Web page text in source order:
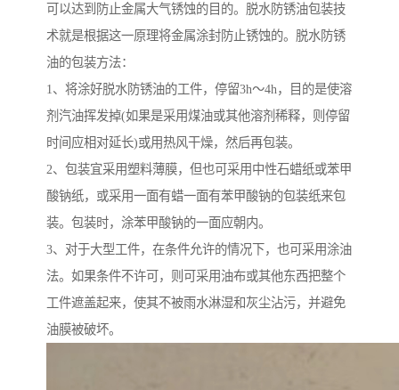
可以达到防止金属大气锈蚀的目的。脱水防锈油包装技
术就是根据这一原理将金属涂封防止锈蚀的。脱水防锈
油的包装方法：
1、将涂好脱水防锈油的工件，停留3h～4h，目的是使溶
剂汽油挥发掉(如果是采用煤油或其他溶剂稀释，则停留
时间应相对延长)或用热风干燥，然后再包装。
2、包装宜采用塑料薄膜，但也可采用中性石蜡纸或苯甲
酸钠纸，或采用一面有蜡一面有苯甲酸钠的包装纸来包
装。包装时，涂苯甲酸钠的一面应朝内。
3、对于大型工件，在条件允许的情况下，也可采用涂油
法。如果条件不许可，则可采用油布或其他东西把整个
工件遮盖起来，使其不被雨水淋湿和灰尘沾污，并避免
油膜被破坏。